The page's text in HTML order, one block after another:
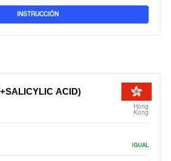
INSTRUCCIÓN
ACID)
Hong
Kong
IGUAL